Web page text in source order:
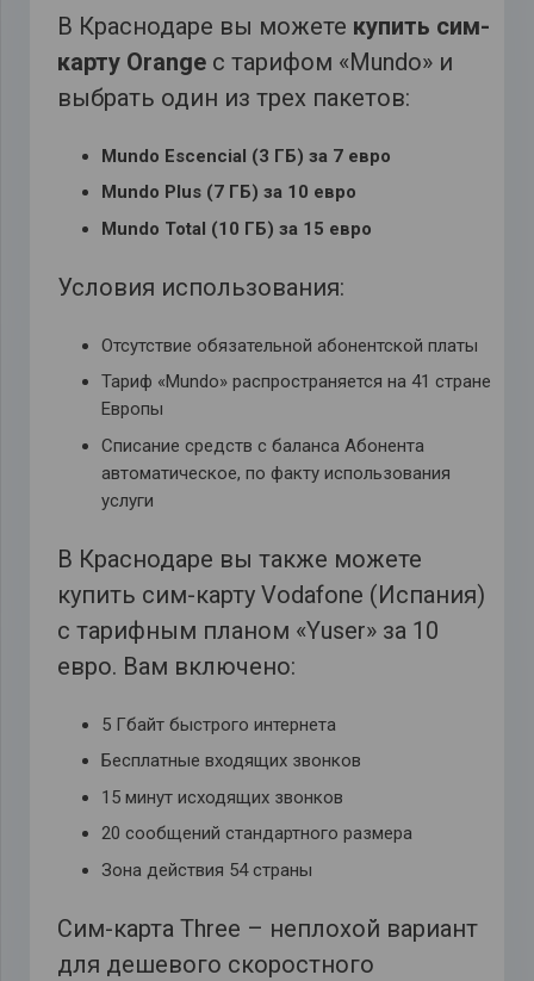
В Краснодаре вы можете купить сим-
карту Orange с тарифом «Mundo» и
выбрать один из трех пакетов:
Mundo Escencial (3 ГБ) за 7 евро
Mundo Plus (7 ГБ) за 10 евро
Mundo Total (10 ГБ) за 15 евро
Условия использования:
Отсутствие обязательной абонентской платы
Тариф «Mundo» распространяется на 41 странe
Европы
Списание средств с баланса Абонента
автоматическое, по факту использования
услуги
В Краснодаре вы также можете
купить сим-карту Vodafone (Испания)
с тарифным планом «Yuser» за 10
евро. Вам включено:
5 Гбайт быстрого интернета
Бесплатные входящих звонков
15 минут исходящих звонков
20 сообщений стандартного размера
Зона действия 54 страны
Сим-карта Three – неплохой вариант
для дешевого скоростного